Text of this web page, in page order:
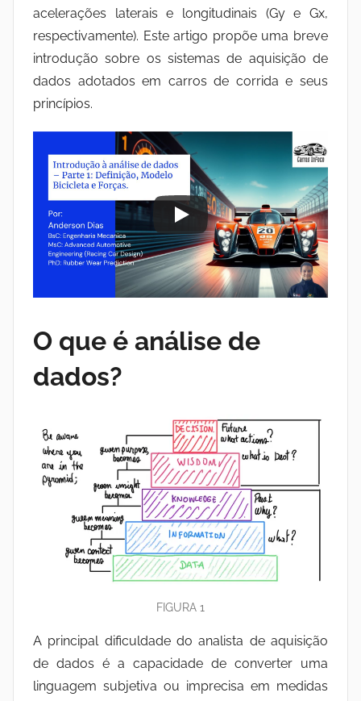
acelerações laterais e longitudinais (Gy e Gx,
respectivamente). Este artigo propõe uma breve
introdução sobre os sistemas de aquisição de
dados adotados em carros de corrida e seus
princípios.
O que é análise de
dados?
FIGURA 1
A principal dificuldade do analista de aquisição
de dados é a capacidade de converter uma
linguagem subjetiva ou imprecisa em medidas